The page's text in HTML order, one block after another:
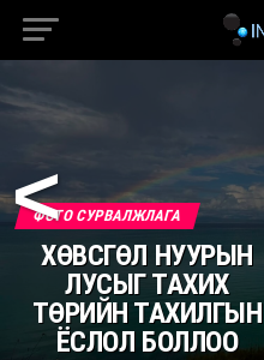
<
ФОТО СУРВАЛЖЛАГА
ХӨВСГӨЛ НУУРЫН
ЛУСЫГ ТАХИХ
ТӨРИЙН ТАХИЛГЫН
ЁСЛОЛ БОЛЛОО